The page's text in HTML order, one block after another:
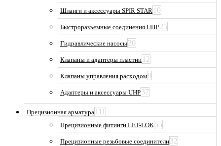
Шланги и аксессуары SPIR STAR 10
Быстроразъемные соединения UHP25
Гидравлические насосы20
Клапаны и адаптеры пластин 12
Клапаны управления расходом9
Адаптеры и аксессуары UHP37
Прецизионная арматура 111
Прецизионные фитинги LET-LOK55
Прецизионные резьбовые соединители32